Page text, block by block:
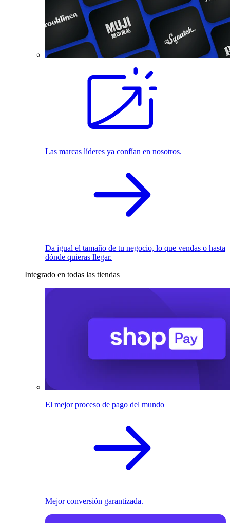
Las marcas líderes ya confían en nosotros.
Da igual el tamaño de tu negocio, lo que vendas o hasta
dónde quieras llegar.
Integrado en todas las tiendas
El mejor proceso de pago del mundo
Mejor conversión garantizada.